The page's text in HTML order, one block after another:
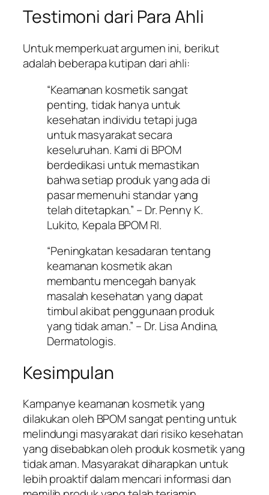
Testimoni dari Para Ahli
Untuk memperkuat argumen ini, berikut
adalah beberapa kutipan dari ahli:
“Keamanan kosmetik sangat
penting, tidak hanya untuk
kesehatan individu tetapi juga
untuk masyarakat secara
keseluruhan. Kami di BPOM
berdedikasi untuk memastikan
bahwa setiap produk yang ada di
pasar memenuhi standar yang
telah ditetapkan.” – Dr. Penny K.
Lukito, Kepala BPOM RI.
“Peningkatan kesadaran tentang
keamanan kosmetik akan
membantu mencegah banyak
masalah kesehatan yang dapat
timbul akibat penggunaan produk
yang tidak aman.” – Dr. Lisa Andina,
Dermatologis.
Kesimpulan
Kampanye keamanan kosmetik yang
dilakukan oleh BPOM sangat penting untuk
melindungi masyarakat dari risiko kesehatan
yang disebabkan oleh produk kosmetik yang
tidak aman. Masyarakat diharapkan untuk
lebih proaktif dalam mencari informasi dan